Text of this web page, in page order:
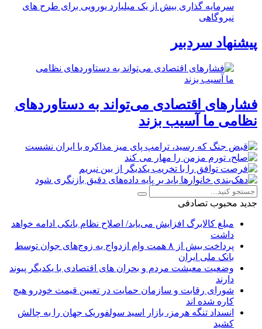
سرمایه گذاری بیش از یک میلیارد یورویی برای طرح های
نیروگاهی
پیشنهاد سردبیر
فشارهای اقتصادی می‌تواند به دستاوردهای
نظامی ما آسیب بزند
جدید محبوب تصادفی
مبلغ کالابرگ افزایش می‌یابد/ اصلاح نظام بانکی ادامه خواهد
داشت
پرداخت بیش از ۸ همت وام ازدواج به زوج‌های جوان توسط
بانک ملی ایران
وضعیت معیشت مردم و بحران های اقتصادی با یکدیگر پیوند
دارند
شورای رقابت و سازمان حمایت در تعیین قیمت خودرو هیچ
کاره شده اند
انسداد تنگه هرمز، بازار اسید سولفوریک جهان را به چالش
کشید